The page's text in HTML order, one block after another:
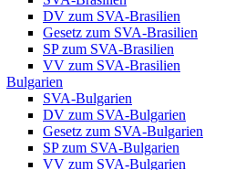
DV zum SVA-Brasilien
Gesetz zum SVA-Brasilien
SP zum SVA-Brasilien
VV zum SVA-Brasilien
Bulgarien
SVA-Bulgarien
DV zum SVA-Bulgarien
Gesetz zum SVA-Bulgarien
SP zum SVA-Bulgarien
VV zum SVA-Bulgarien